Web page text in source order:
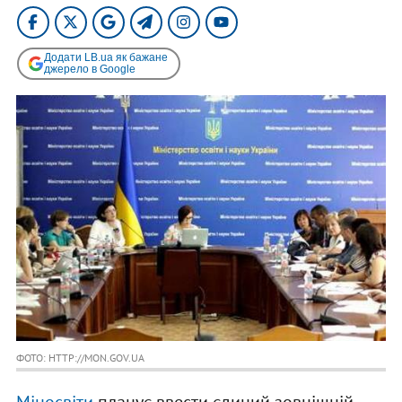
Додати LB.ua як бажане
джерело в Google
ФОТО: HTTP://MON.GOV.UA